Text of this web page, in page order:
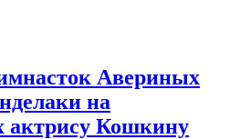
Авериных
на
Кошкину